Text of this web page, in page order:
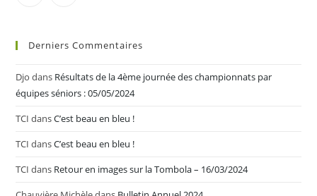
Derniers Commentaires
Djo dans Résultats de la 4ème journée des championnats par
équipes séniors : 05/05/2024
TCI dansC’est beau en bleu !
TCI dansC’est beau en bleu !
TCI dans Retour en images sur la Tombola – 16/03/2024